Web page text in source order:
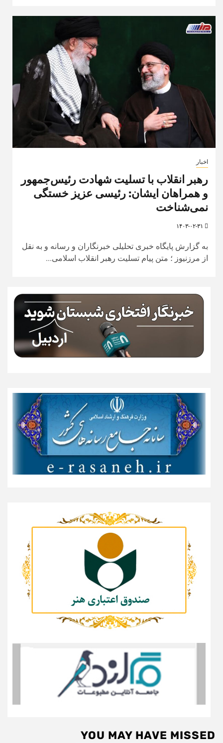
اخبار
رهبر انقلاب با تسلیت شهادت رئیس‌جمهور
و همراهان ایشان: رئیسی عزیز خستگی
نمی‌شناخت
به گزارش پایگاه خبری تحلیلی خبرنگاران و رسانه و به نقل
از مرزنیوز ؛ متن پیام تسلیت رهبر انقلاب اسلامی...
YOU MAY HAVE MISSED